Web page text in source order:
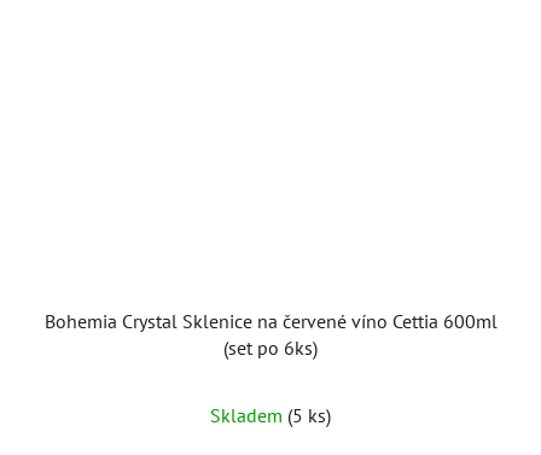
Bohemia Crystal Sklenice na červené víno Cettia 600ml
(set po 6ks)
Skladem (5 ks)